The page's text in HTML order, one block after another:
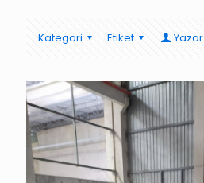
Kategori Etiket Yazar